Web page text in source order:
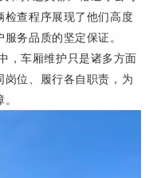
检查程序展现了他们高度
务品质的坚定保证。
，车厢维护只是诸多方面
岗位、履行各自职责，为